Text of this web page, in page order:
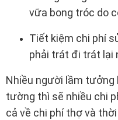
vữa bong tróc do
Tiết kiệm chi phí
phải trát đi trát lại
Nhiều người lầm
tường thì sẽ nhiều chi
cả về chi phí thợ và